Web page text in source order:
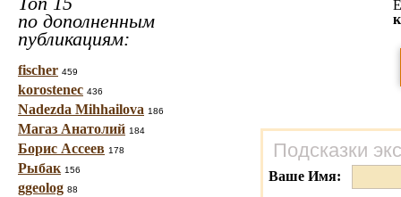
по дополненным
публикациям:
fischer 459
korostenec 436
Nadezda Mihhailova 186
Магаз Анатолий 184
Борис Ассеев 178
Рыбак 156
ggeolog 88
Подсказки
Ваше Имя: